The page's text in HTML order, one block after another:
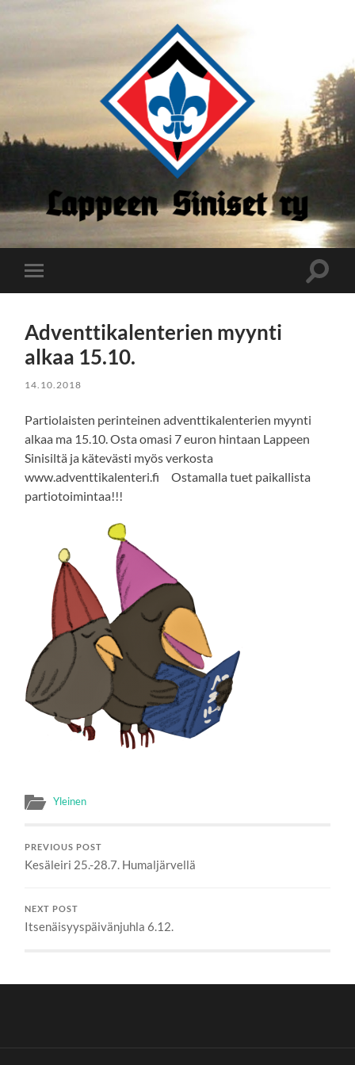
Siniset
Toggle
mobile
Toggle
Adventtikalenterien myynti
alkaa 15.10.
14.10.2018
Partiolaisten perinteinen adventtikalenterien myynti
alkaa ma 15.10. Osta omasi 7 euron hintaan Lappeen
Sinisiltä ja kätevästi myös verkosta
www.adventtikalenteri.fi Ostamalla tuet paikallista
partiotoimintaa!!!
Yleinen
PREVIOUS POST
Kesäleiri 25.-28.7. Humaljärvellä
NEXT POST
Itsenäisyyspäivänjuhla 6.12.